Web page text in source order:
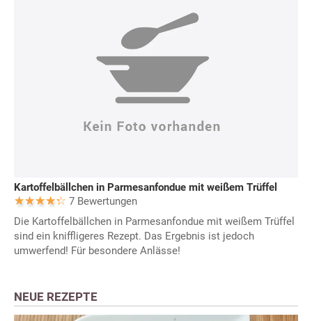
Kartoffelbällchen in Parmesanfondue mit weißem Trüffel
7 Bewertungen
Die Kartoffelbällchen in Parmesanfondue mit weißem Trüffel
sind ein kniffligeres Rezept. Das Ergebnis ist jedoch
umwerfend! Für besondere Anlässe!
NEUE REZEPTE